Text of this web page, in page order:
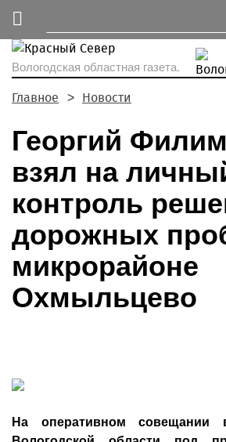
Вологодская областная газета.
Главное Новости
Георгий
взял на
контроль
дорожных
микрорайоне
Охмыльцево
На оперативном совещании